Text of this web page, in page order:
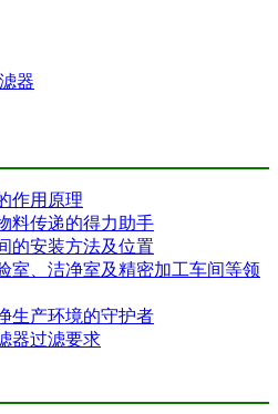
器
作用原理
料传递的得力助手
的安装方法及位置
室、洁净室及精密加工车间等领
生产环境的守护者
器过滤要求